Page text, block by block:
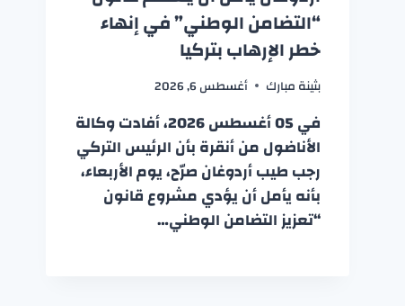
“التضامن الوطني” في إنهاء
خطر الإرهاب بتركيا
بثينة مبارك أغسطس 6, 2026
في 05 أغسطس 2026، أفادت وكالة
الأناضول من أنقرة بأن الرئيس التركي
رجب طيب أردوغان صرّح، يوم الأربعاء،
بأنه يأمل أن يؤدي مشروع قانون
“تعزيز التضامن الوطني…